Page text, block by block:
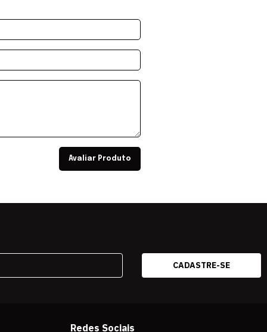
Avaliar Produto
Redes Sociais